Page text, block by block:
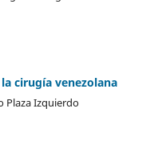
cirugía venezolana
Plaza Izquierdo